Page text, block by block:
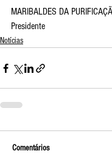
MARIBALDES DA
Presidente
Notícias
Comentários